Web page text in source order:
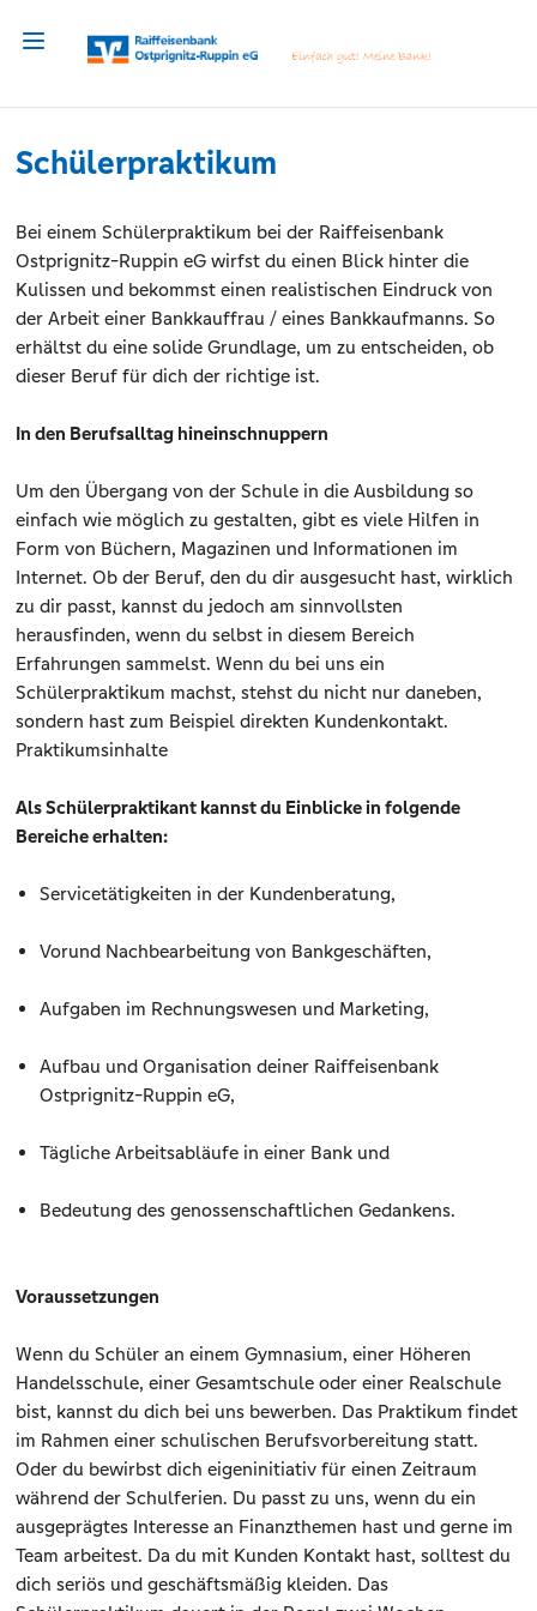
Schülerpraktikum
Bei einem Schülerpraktikum bei der Raiffeisenbank
Ostprignitz-Ruppin eG wirfst du einen Blick hinter die
Kulissen und bekommst einen realistischen Eindruck von
der Arbeit einer Bankkauffrau / eines Bankkaufmanns. So
erhältst du eine solide Grundlage, um zu entscheiden, ob
dieser Beruf für dich der richtige ist.
In den Berufsalltag hineinschnuppern
Um den Übergang von der Schule in die Ausbildung so
einfach wie möglich zu gestalten, gibt es viele Hilfen in
Form von Büchern, Magazinen und Informationen im
Internet. Ob der Beruf, den du dir ausgesucht hast, wirklich
zu dir passt, kannst du jedoch am sinnvollsten
herausfinden, wenn du selbst in diesem Bereich
Erfahrungen sammelst. Wenn du bei uns ein
Schülerpraktikum machst, stehst du nicht nur daneben,
sondern hast zum Beispiel direkten Kundenkontakt.
Praktikumsinhalte
Als Schülerpraktikant kannst du Einblicke in folgende
Bereiche erhalten:
Servicetätigkeiten in der Kundenberatung,
Vorund Nachbearbeitung von Bankgeschäften,
Aufgaben im Rechnungswesen und Marketing,
Aufbau und Organisation deiner Raiffeisenbank
Ostprignitz-Ruppin eG,
Tägliche Arbeitsabläufe in einer Bank und
Bedeutung des genossenschaftlichen Gedankens.
Voraussetzungen
Wenn du Schüler an einem Gymnasium, einer Höheren
Handelsschule, einer Gesamtschule oder einer Realschule
bist, kannst du dich bei uns bewerben. Das Praktikum findet
im Rahmen einer schulischen Berufsvorbereitung statt.
Oder du bewirbst dich eigeninitiativ für einen Zeitraum
während der Schulferien. Du passt zu uns, wenn du ein
ausgeprägtes Interesse an Finanzthemen hast und gerne im
Team arbeitest. Da du mit Kunden Kontakt hast, solltest du
dich seriös und geschäftsmäßig kleiden. Das